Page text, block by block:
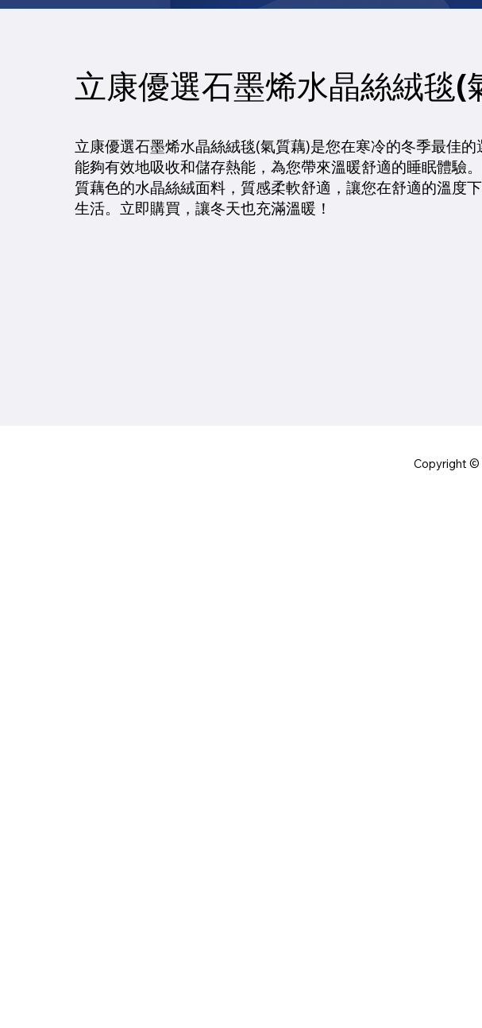
立康優選石墨烯水晶絲絨毯(
立康優選石墨烯水晶絲絨毯(氣質藕)是您在寒冷的冬季最佳
能夠有效地吸收和儲存熱能，為您帶來溫暖舒適的睡眠體驗
質藕色的水晶絲絨面料，質感柔軟舒適，讓您在舒適的溫度
生活。立即購買，讓冬天也充滿溫暖！
Copyright ©